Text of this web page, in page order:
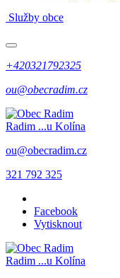
Služby obce
+420321792325
ou@obecradim.cz
Radim ...u Kolína
ou@obecradim.cz
321 792 325
Facebook
Vytisknout
Radim ...u Kolína